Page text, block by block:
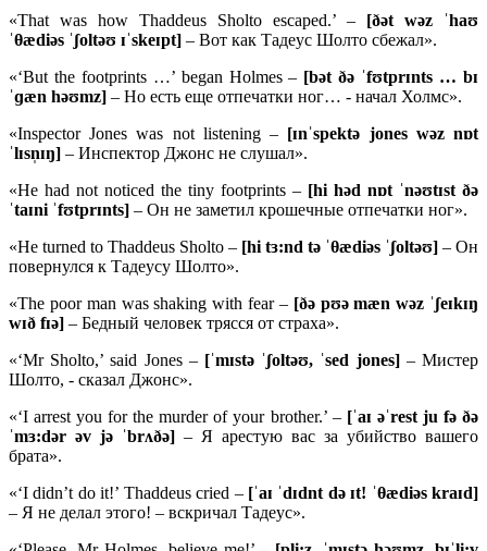
«That was how Thaddeus Sholto escaped.’ – [ðət wəz ˈhaʊ
ˈθædiəs ˈʃoltəʊ ɪˈskeɪpt] – Вот как Тадеус Шолто сбежал».
«‘But the footprints …’ began Holmes – [bət ðə ˈfʊtprɪnts … bɪ
ˈɡæn həʊmz] – Но есть еще отпечатки ног… - начал Холмс».
«Inspector Jones was not listening – [ɪnˈspektə jones wəz nɒt
ˈlɪsn̩ɪŋ] – Инспектор Джонс не слушал».
«He had not noticed the tiny footprints – [hi həd nɒt ˈnəʊtɪst ðə
ˈtaɪni ˈfʊtprɪnts] – Он не заметил крошечные отпечатки ног».
«He turned to Thaddeus Sholto – [hi tɜ:nd tə ˈθædiəs ˈʃoltəʊ] – Он
повернулся к Тадеусу Шолто».
«The poor man was shaking with fear – [ðə pʊə mæn wəz ˈʃeɪkɪŋ
wɪð fɪə] – Бедный человек трясся от страха».
«‘Mr Sholto,’ said Jones – [ˈmɪstə ˈʃoltəʊ, ˈsed jones] – Мистер
Шолто, - сказал Джонс».
«‘I arrest you for the murder of your brother.’ – [ˈaɪ əˈrest ju fə ðə
ˈmɜ:dər əv jə ˈbrʌðə] – Я арестую вас за убийство вашего
брата».
«‘I didn’t do it!’ Thaddeus cried – [ˈaɪ ˈdɪdnt də ɪt! ˈθædiəskraɪd]
– Я не делал этого! – вскричал Тадеус».